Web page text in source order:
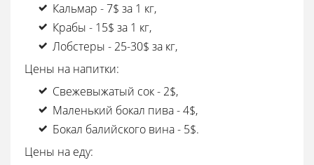
Кальмар - 7$ за 1 кг,
Крабы - 15$ за 1 кг,
Лобстеры - 25-30$ за кг,
Цены на напитки:
Свежевыжатый сок - 2$,
Маленький бокал пива - 4$,
Бокал балийского вина - 5$.
Цены на еду: